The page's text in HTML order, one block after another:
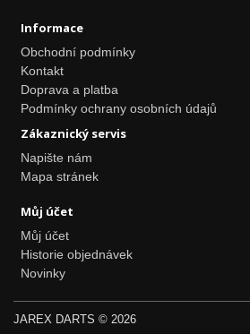
Informace
Obchodní podmínky
Kontakt
Doprava a platba
Podmínky ochrany osobních údajů
Zákaznický servis
Napište nám
Mapa stránek
Můj účet
Můj účet
Historie objednávek
Novinky
JAREX DARTS © 2026